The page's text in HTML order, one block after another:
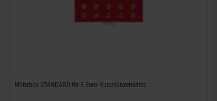
Münzbox STANDARD für 5 Euro-Kursmünzensätze